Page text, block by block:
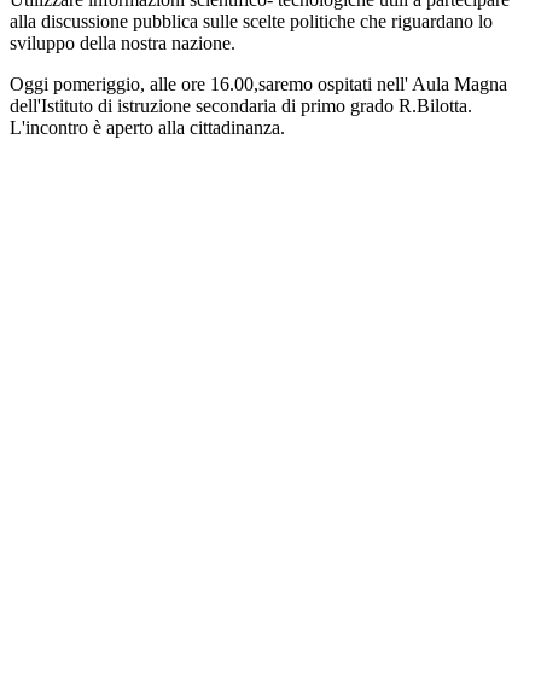
alla discussione pubblica sulle scelte politiche che riguardano lo
sviluppo della nostra nazione.
Oggi pomeriggio, alle ore 16.00,saremo ospitati nell' Aula Magna
dell'Istituto di istruzione secondaria di primo grado R.Bilotta.
L'incontro è aperto alla cittadinanza.